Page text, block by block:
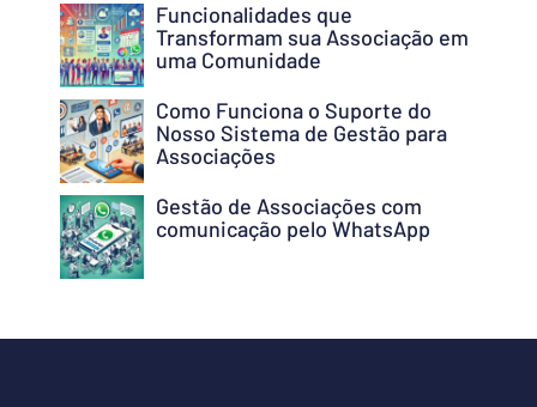
Funcionalidades que
Transformam sua Associação em
uma Comunidade
Como Funciona o Suporte do
Nosso Sistema de Gestão para
Associações
Gestão de Associações com
comunicação pelo WhatsApp